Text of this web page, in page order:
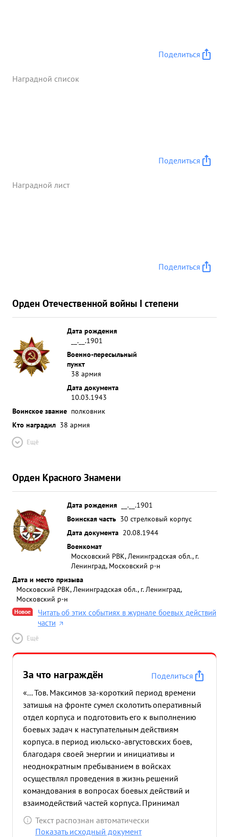
Поделиться
Наградной список
Поделиться
Наградной лист
Поделиться
Орден Отечественной войны I степени
Дата рождения
__.__.1901
Военно-пересыльный
пункт
38 армия
Дата документа
10.03.1943
Воинское звание полковник
Кто наградил 38 армия
Ещё
Орден Красного Знамени
Дата рождения
__.__.1901
Воинская часть 30 стрелковый корпус
Дата документа 20.08.1944
Военкомат
Московский РВК, Ленинградская обл., г.
Ленинград, Московский р-н
Дата и место призыва
Московский РВК, Ленинградская обл., г. Ленинград,
Московский р-н
Новое
Читать об этих событиях в журнале боевых действий
части
Ещё
За что награждён
Поделиться
«... Тов. Максимов за-короткий период времени
затишья на фронте сумел сколотить оперативный
отдел корпуса и подготовить его к выполнению
боевых задач к наступательным действиям
корпуса. в период июльско-августовских боев,
благодаря своей энергии и инициативы и
неоднократным пребыванием в войсках
осуществлял проведения в жизнь решений
командования в вопросах боевых действий и
взаимодействий частей корпуса. Принимал
непосредственное участие в разработке плана
боя-и руководил подчиненными частями в деле
Текст распознан автоматически
Показать исходный документ